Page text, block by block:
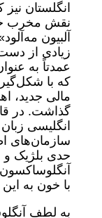
انگلستان
نقش مخرب
آلبیون
زیادی از
عمدتاً به
که با
مالی جدید،
گذاشت. در
انگلیسی
سازمان‌های
حدی بلژیک و
با خون به
به لطف